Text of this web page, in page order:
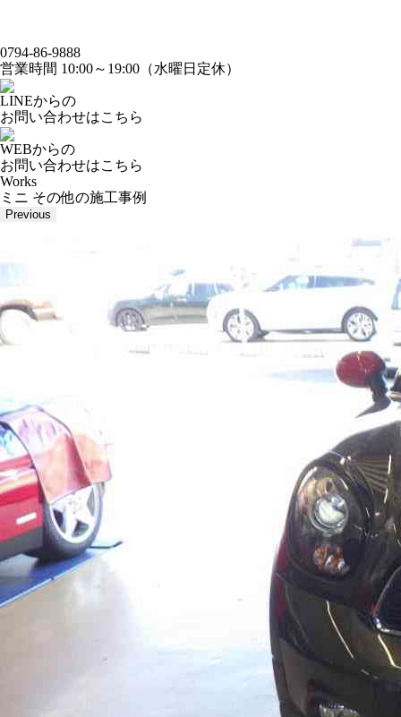
0794-86-9888
営業時間 10:00～19:00（水曜日定休）
LINEからの
お問い合わせはこちら
WEBからの
お問い合わせはこちら
Works
ミニ その他の施工事例
Previous